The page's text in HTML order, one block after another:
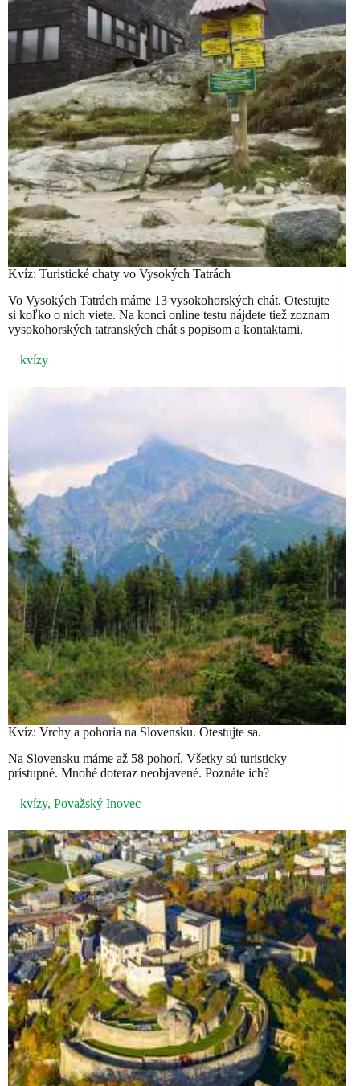
Kvíz: Turistické chaty vo Vysokých Tatrách
Vo Vysokých Tatrách máme 13 vysokohorských chát. Otestujte
si koľko o nich viete. Na konci online testu nájdete tiež zoznam
vysokohorských tatranských chát s popisom a kontaktami.
kvízy
Kvíz: Vrchy a pohoria na Slovensku. Otestujte sa.
Na Slovensku máme až 58 pohorí. Všetky sú turisticky
prístupné. Mnohé doteraz neobjavené. Poznáte ich?
kvízy, Považský Inovec